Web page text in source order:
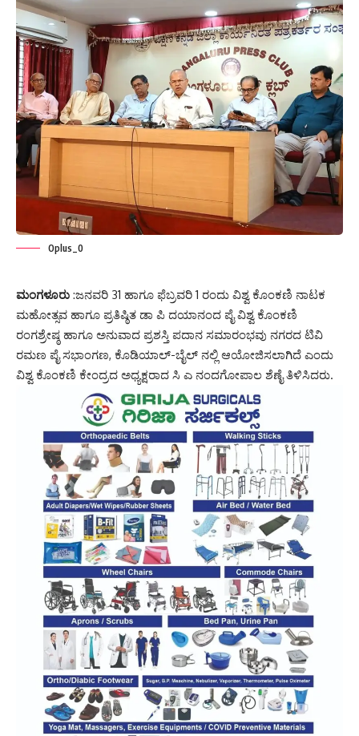
Oplus_0
ಮಂಗಳೂರು :ಜನವರಿ 31 ಹಾಗೂ ಫೆಬ್ರವರಿ 1 ರಂದು ವಿಶ್ವ ಕೊಂಕಣಿ ನಾಟಕ
ಮಹೋತ್ಸವ ಹಾಗೂ ಪ್ರತಿಷ್ಠಿತ ಡಾ ಪಿ ದಯಾನಂದ ಪೈ ವಿಶ್ವ ಕೊಂಕಣಿ
ರಂಗಶ್ರೇಷ್ಠ ಹಾಗೂ ಅನುವಾದ ಪ್ರಶಸ್ತಿ ಪದಾನ ಸಮಾರಂಭವು ನಗರದ ಟಿವಿ
ರಮಣ ಪೈ ಸಭಾಂಗಣ, ಕೊಡಿಯಾಲ್-ಬೈಲ್ ನಲ್ಲಿ ಆಯೋಜಿಸಲಾಗಿದೆ ಎಂದು
ವಿಶ್ವ ಕೊಂಕಣಿ ಕೇಂದ್ರದ ಅಧ್ಯಕ್ಷರಾದ ಸಿ ಎ ನಂದಗೋಪಾಲ ಶೆಣೈ ತಿಳಿಸಿದರು.